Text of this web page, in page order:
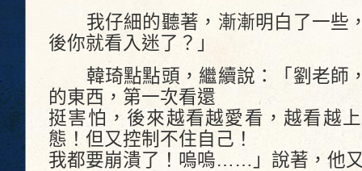
我仔細的聽著，漸漸明白了一些
後你就看入迷了？」
韓琦點點頭，繼續說：「劉老師
的東西，第一次看還
挺害怕，後來越看越愛看，越看越
態！但又控制不住自己！
我都要崩潰了！嗚嗚……」說著，他